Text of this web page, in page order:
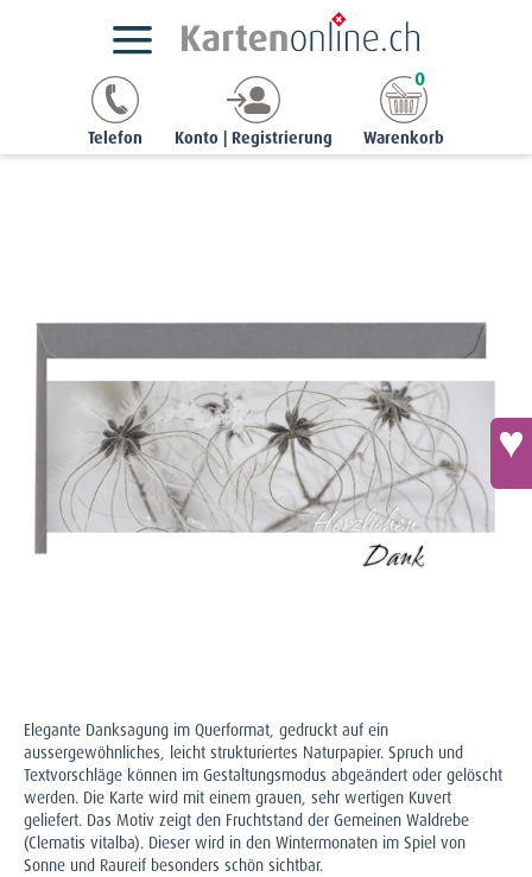
Telefon Konto | Registrierung Warenkorb
0
Danksagung - Gemeine Waldrebe
Elegante Danksagung im Querformat, gedruckt auf ein
aussergewöhnliches, leicht strukturiertes Naturpapier. Spruch und
Textvorschläge können im Gestaltungsmodus abgeändert oder gelöscht
werden. Die Karte wird mit einem grauen, sehr wertigen Kuvert
geliefert. Das Motiv zeigt den Fruchtstand der Gemeinen Waldrebe
(Clematis vitalba). Dieser wird in den Wintermonaten im Spiel von
Sonne und Raureif besonders schön sichtbar.